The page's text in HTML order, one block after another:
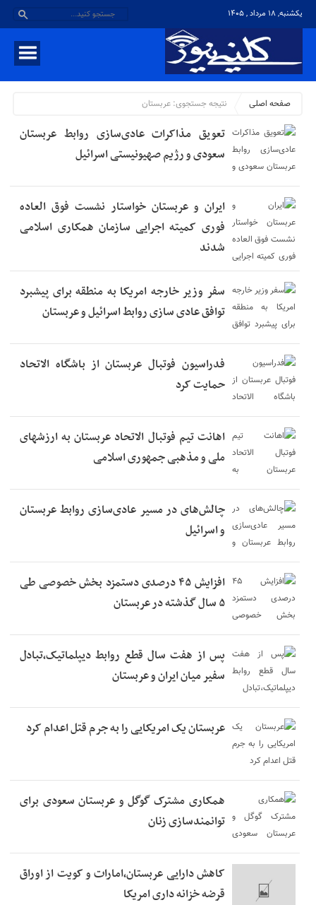
یکشنبه, ۱۸ مرداد , ۱۴۰۵
صفحه اصلی نتیجه جستجوی:عربستان
تعویق مذاکرات عادی‌سازی روابط عربستان
سعودی و رژیم صهیونیستی اسرائیل
ایران و عربستان خواستار نشست فوق العاده
فوری کمیته اجرایی سازمان همکاری اسلامی
شدند
سفر وزیر خارجه امریکا به منطقه برای پیشبرد
توافق عادی سازی روابط اسرائیل و عربستان
فدراسیون فوتبال عربستان از باشگاه الاتحاد
حمایت کرد
اهانت تیم فوتبال الاتحاد عربستان به ارزشهای
ملی و مذهبی جمهوری اسلامی
چالش‌های در مسیر عادی‌سازی روابط عربستان
و اسرائیل
افزایش ۴۵ درصدی دستمزد بخش خصوصی طی
۵ سال گذشته در عربستان
پس از هفت سال قطع روابط دیپلماتیک،تبادل
سفیر میان ایران و عربستان
عربستان یک امریکایی را به جرم قتل اعدام کرد
همکاری مشترک گوگل و عربستان سعودی برای
توانمندسازی زنان
کاهش دارایی عربستان،امارات و کویت از اوراق
قرضه خزانه داری امریکا